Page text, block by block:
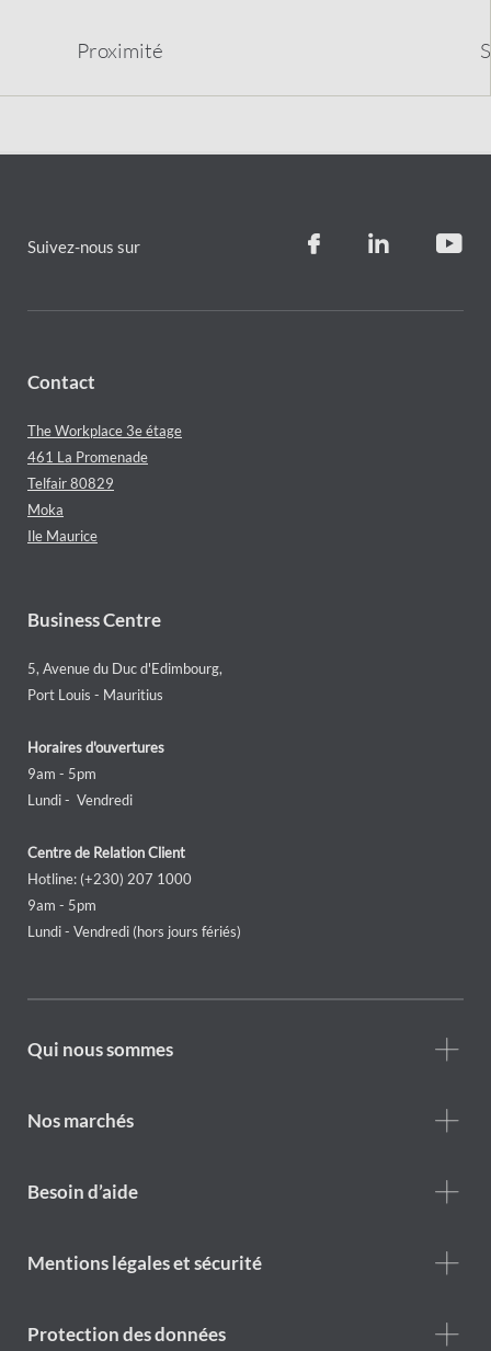
Proximité
Suivez-nous sur
Contact
The Workplace 3e étage
461 La Promenade
Telfair 80829
Moka
Ile Maurice
Business Centre
5, Avenue du Duc d'Edimbourg,
Port Louis - Mauritius
Horaires d'ouvertures
9am - 5pm
Lundi - Vendredi
Centre de Relation Client
Hotline: (+230) 207 1000
9am - 5pm
Lundi - Vendredi (hors jours fériés)
Footer
are
Qui nous sommes
Nos marchés
Footer
Besoin d’aide
Footer
Mentions légales et sécurité
Protection des données